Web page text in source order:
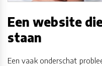
Een website
staan
Een vaak onderschat